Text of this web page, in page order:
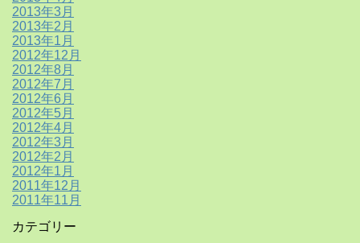
2013年3月
2013年2月
2013年1月
2012年12月
2012年8月
2012年7月
2012年6月
2012年5月
2012年4月
2012年3月
2012年2月
2012年1月
2011年12月
2011年11月
カテゴリー